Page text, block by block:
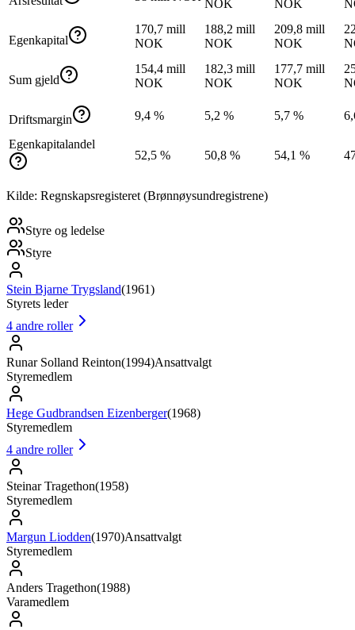
NOK NOK
Egenkapital
170,7 mill
NOK
188,2 mill
NOK
209,8 mill
NOK
Sum gjeld
154,4 mill
NOK
182,3 mill
NOK
177,7 mill
NOK
Driftsmargin 9,4 % 5,2 % 5,7 %
Egenkapitalandel
52,5 %
50,8 % 54,1 %
Kilde: Regnskapsregisteret (Brønnøysundregistrene)
Styre og ledelse
Styre
Stein Bjarne Trygsland(1961)
Styrets leder
4 andre roller
Runar Solland Reinton(1994)Ansattvalgt
Styremedlem
Hege Gudbrandsen Eizenberger(1968)
Styremedlem
4 andre roller
Steinar Tragethon(1958)
Styremedlem
Margun Liodden(1970)Ansattvalgt
Styremedlem
Anders Tragethon(1988)
Varamedlem